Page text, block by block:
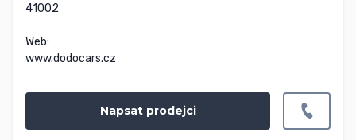
41002
Web:
www.dodocars.cz
Napsat prodejci